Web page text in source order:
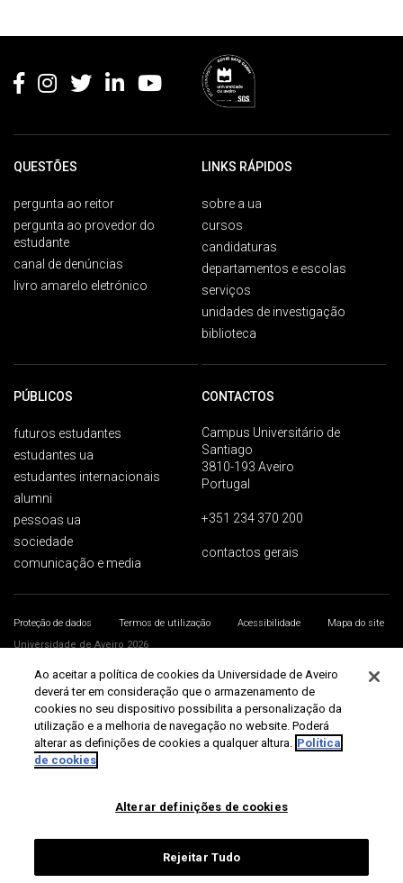
QUESTÕES
pergunta ao reitor
pergunta ao provedor do
estudante
canal de denúncias
livro amarelo eletrónico
LINKS RÁPIDOS
sobre a ua
cursos
candidaturas
departamentos e escolas
serviços
unidades de investigação
biblioteca
PÚBLICOS
futuros estudantes
estudantes ua
estudantes internacionais
alumni
pessoas ua
sociedade
comunicação e media
CONTACTOS
Campus Universitário de
Santiago
3810-193 Aveiro
Portugal
+351 234 370 200
contactos gerais
Proteção de dados Termos de utilização Acessibilidade
Mapa do site
Universidade de Aveiro 2026
Ao aceitar a política de cookies da Universidade de Aveiro
deverá ter em consideração que o armazenamento de
cookies no seu dispositivo possibilita a personalização da
utilização e a melhoria de navegação no website. Poderá
alterar as definições de cookies a qualquer altura. Política
de cookies
Alterar definições de cookies
Rejeitar Tudo